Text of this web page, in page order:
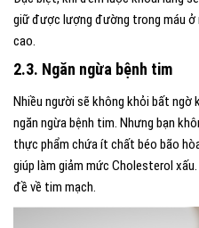
giữ được lượng đường trong máu
cao.
2.3. Ngăn ngừa bệnh tim
Nhiều người sẽ không khỏi bất ngờ
ngăn ngừa bệnh tim. Nhưng bạn
thực phẩm chứa ít chất béo bão
giúp làm giảm mức Cholesterol
đề về tim mạch.